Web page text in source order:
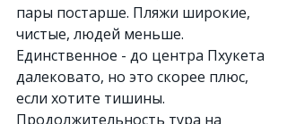
пары постарше. Пляжи широкие,
чистые, людей меньше.
Единственное - до центра Пхукета
далековато, но это скорее плюс,
если хотите тишины.
Продолжительность тура на